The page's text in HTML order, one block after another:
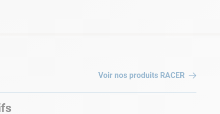
Voir nos produits RACER